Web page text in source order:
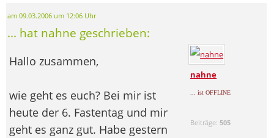
am 09.03.2006 um 12:06 Uhr
... hat nahne geschrieben:
nahne
... ist OFFLINE
Beiträge: 505
Hallo zusammen,
wie geht es euch? Bei mir ist
heute der 6. Fastentag und mir
geht es ganz gut. Habe gestern